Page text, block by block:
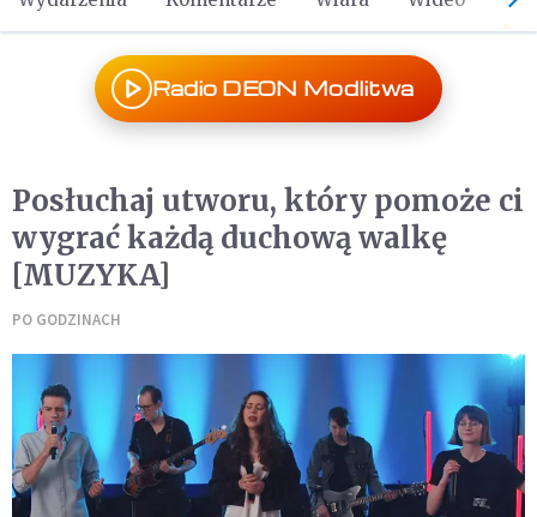
Radio DEON Modlitwa
Posłuchaj utworu, który pomoże ci
wygrać każdą duchową walkę
[MUZYKA]
PO GODZINACH